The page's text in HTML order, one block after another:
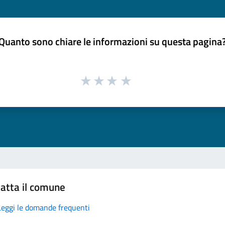
sono chiare le informazioni su questa
il comune
le domande frequenti